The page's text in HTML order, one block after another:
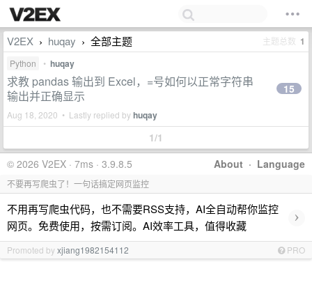
V2EX › huqay › 全部主题 主题总数 1
Python • huqay
求教 pandas 输出到 Excel，=号如何以正常字符串
输出并正确显示
Aug 18, 2020 • Lastly replied byhuqay
15
1/1
About · Language
© 2026 V2EX · 7ms · 3.9.8.5
不要再写爬虫了！一句话搞定网页监控
不用再写爬虫代码，也不需要RSS支持，AI全自动帮你监控
网页。免费使用，按需订阅。AI效率工具，值得收藏
›
Promoted byxjiang1982154112 PRO